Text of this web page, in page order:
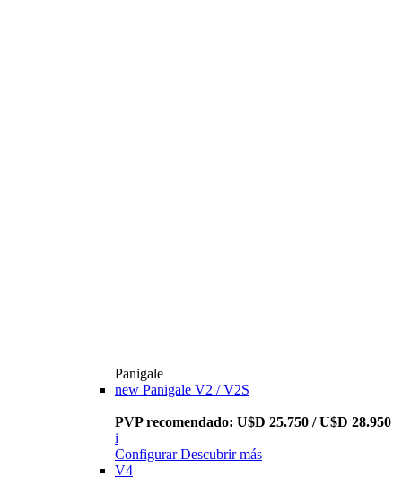
Panigale
new Panigale V2 / V2S
PVP recomendado: U$D 25.750 / U$D 28.950
i
Configurar Descubrir más
V4